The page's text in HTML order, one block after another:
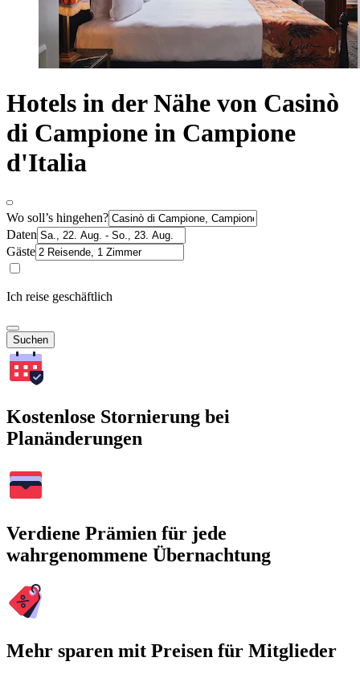
Hotels in der Nähe von Casinò
di Campione in Campione
d'Italia
Wo soll’s hingehen?
Daten
Gäste
Ich reise geschäftlich
Suchen
Kostenlose Stornierung bei
Planänderungen
Verdiene Prämien für jede
wahrgenommene Übernachtung
Mehr sparen mit Preisen für Mitglieder